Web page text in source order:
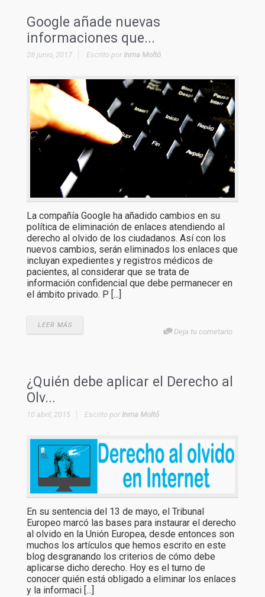
Google añade nuevas
informaciones que...
28 junio, 2017 Escrito por Inma Moltó
La compañía Google ha añadido cambios en su
política de eliminación de enlaces atendiendo al
derecho al olvido de los ciudadanos. Así con los
nuevos cambios, serán eliminados los enlaces que
incluyan expedientes y registros médicos de
pacientes, al considerar que se trata de
información confidencial que debe permanecer en
el ámbito privado. P [...]
LEER MÁS
Deja tu cometario
¿Quién debe aplicar el Derecho al
Olv...
10 abril, 2015 Escrito por Inma Moltó
En su sentencia del 13 de mayo, el Tribunal
Europeo marcó las bases para instaurar el derecho
al olvido en la Unión Europea, desde entonces son
muchos los artículos que hemos escrito en este
blog desgranando los criterios de cómo debe
aplicarse dicho derecho. Hoy es el turno de
conocer quién está obligado a eliminar los enlaces
y la informaci [...]